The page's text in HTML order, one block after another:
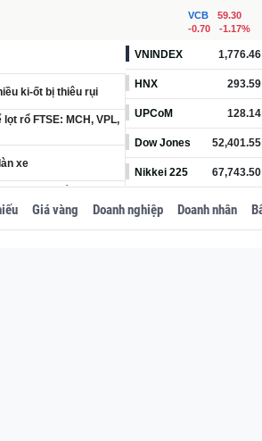
VCB
59.30
-0.70
-1.17%
ki-ốt bị thiêu rụi
rổ FTSE: MCH, VPL,
xe
tại cửa khẩu Lạng
trương trình báo
VNINDEX 1,776.46
HNX 293.59
UPCoM 128.14
Dow Jones 52,401.55
Nikkei 225 67,743.50
Giá vàng Doanh nghiệp Doanh nhân